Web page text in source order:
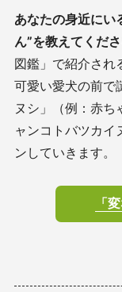
あなたの身近にい
ん”を教えてくださ
図鑑」で紹介され
可愛い愛犬の前
ヌシ」
（例：赤
ャンコトバツカイ
ンしていきます。
「